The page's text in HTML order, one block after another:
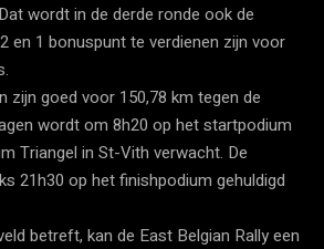
wordt in de derde ronde ook de
en 1 bonuspunt te verdienen zijn voor
zijn goed voor 150,78 km tegen de
wordt om 8h20 op het startpodium
Triangel in St-Vith verwacht. De
21h30 op het finishpodium gehuldigd
betreft, kan de East Belgian Rally een